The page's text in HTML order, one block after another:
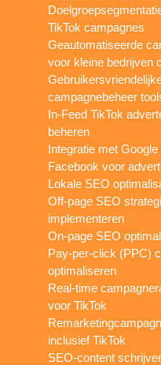
TikTok campagnes
Geautomatiseerde
voor kleine bedrijven
campagnebeheer
In-Feed TikTok
beheren
Integratie met Google
Facebook voor
Lokale SEO
Off-page SEO
implementeren
On-page SEO
Pay-per-click (PPC)
optimaliseren
Real-time
voor TikTok
inclusief TikTok
SEO-content